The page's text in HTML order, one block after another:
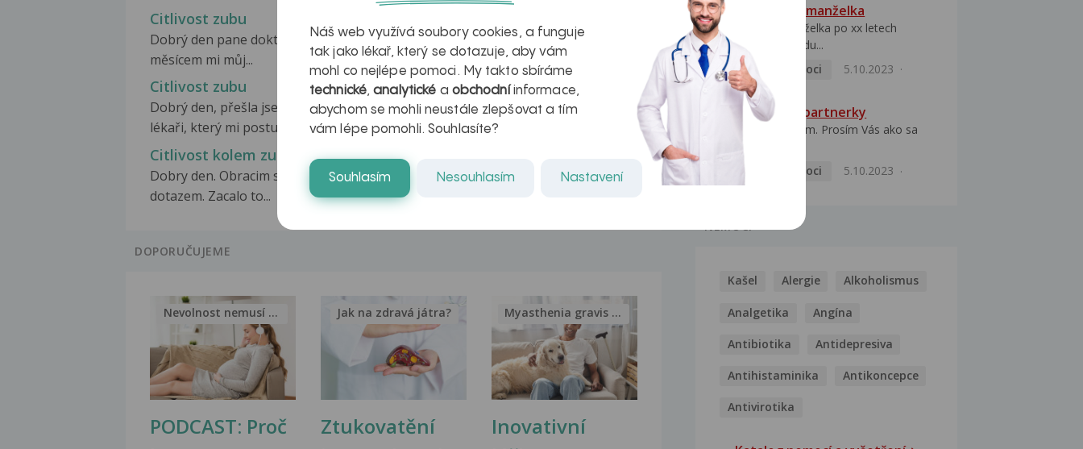
Citlivost zubu
Dobrý den pane doktore, před zhruba
měsícem mi můj...
Dobrý den, v pátek jsem byla u
zubaře, protože jsem...
Citlivost zubu
Dobrý den, přešla jsem k novému
lékaři, který mi postupně...
Citlivost zubu
Dobry den, v utery vecer jsem byl na
pohotovosti v...
Citlivost kolem zubu
Dobry den. Obracim se na Vas s
dotazem. Zacalo to...
Dobrý den, včera mi byly nasazeny
zubní korunky. Z...
DOPORUČUJEME
PODCAST: Proč
Nevolnost nemusí být nutnou...
Ztukovatění
Jak na zdravá játra?
Inovativní
Myasthenia gravis – vše, co...
HPV pozitivní manželka
Dobrý den, manželka po xx letech
přivezla z Východu...
Pohlavní nemoci
5.10.2023
HPV typ 52 u partnerky
Dobrý deň prajem. Prosím Vás ako sa
Pohlavní nemoci
5.10.2023
NEMOCI
Kašel Alergie Alkoholismus
Analgetika Angína
Antibiotika Antidepresiva
Antihistaminika Antikoncepce
Antivirotika
Náš web využívá soubory cookies, a funguje
tak jako lékař, který se dotazuje, aby vám
mohl co nejlépe pomoci. My takto sbíráme
technické,analytické a obchodníinformace,
abychom se mohli neustále zlepšovat a tím
vám lépe pomohli. Souhlasíte?
Souhlasím Nesouhlasím Nastavení